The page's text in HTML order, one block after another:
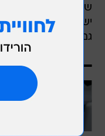
של נטע הקר. עד
יש נקודת תורפה,
גם היא שייכת
עוד בוואלה
בשיתוף